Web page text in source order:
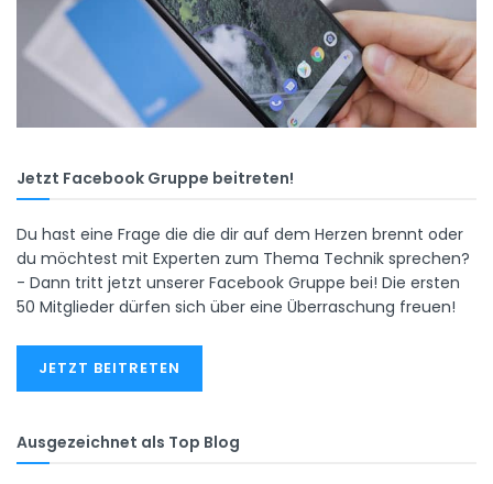
Jetzt Facebook Gruppe beitreten!
Du hast eine Frage die die dir auf dem Herzen brennt oder
du möchtest mit Experten zum Thema Technik sprechen?
- Dann tritt jetzt unserer Facebook Gruppe bei! Die ersten
50 Mitglieder dürfen sich über eine Überraschung freuen!
JETZT BEITRETEN
Ausgezeichnet als Top Blog